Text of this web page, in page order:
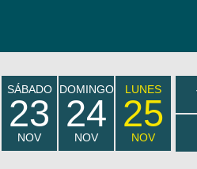
SÁBADO
23
NOV
DOMINGO
24
NOV
LUNES
25
NOV